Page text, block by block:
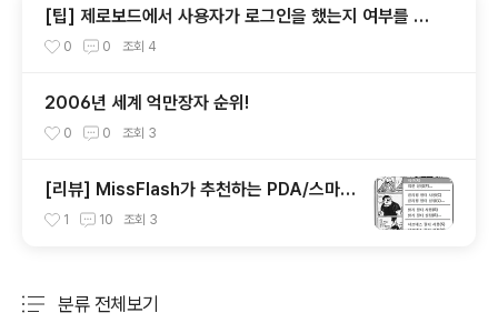
[팁] 제로보드에서 사용자가 로그인을 했는지 여부를 확
인할 수 있는 방법
0 0 조회 4
2006년 세계 억만장자 순위!
0 0 조회 3
[리뷰] MissFlash가 추천하는 PDA/스마트
폰 핫 어플리케이션 2009(5) - 멀티미디어/
1 10 조회 3
분류 전체보기